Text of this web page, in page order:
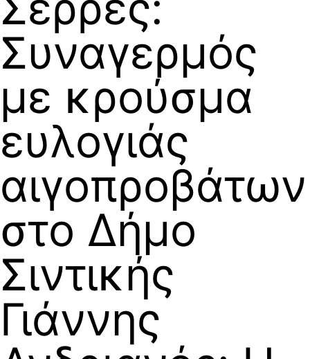
Συναγερμός
με κρούσμα
ευλογιάς
αιγοπροβάτων
στο Δήμο
Σιντικής
Γιάννης